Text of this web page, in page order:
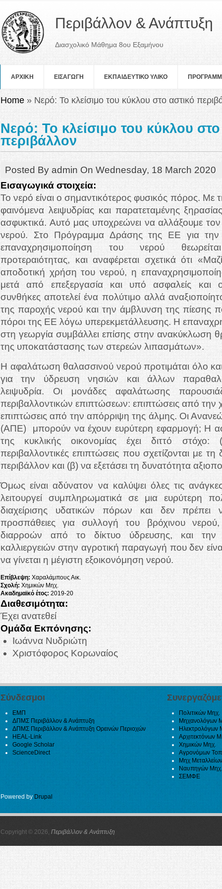
Περιβάλλον & Ανάπτυξη
Διασχολικό Μάθημα 8ου Εξαμήνου
ΑΡΧΙΚΗ ΕΙΣΑΓΩΓΗ ΕΚΠΑΙΔΕΥΤΙΚΟ ΥΛΙΚΟ
You are here
Home » Νερό: Το κλείσιμο του κύκλου στο αστικό
Νερό: Το κλείσιμο του κύκλου στο
περιβάλλον
Posted By admin On Wednesday, 18 March 2020
Εισαγωγικά στοιχεία:
Το νερό είναι ο σημαντικότερος φυσικός πόρος. Με
φαινόμενα λειψυδρίας και παρατεταμένης
ασφυκτικά. Αυτό μας υποχρεώνει να αλλάξουμε τον
νερού. Στο Πρόγραμμα Δράσης της ΕΕ για την
επαναχρησιμοποίηση του νερού
προτεραιότητας, και αναφέρεται σχετικά ότι
αποδοτική χρήση του νερού, η
μετά από επεξεργασία και υπό ασφαλείς και
συνθήκες αποτελεί ένα πολύτιμο αλλά
της παροχής νερού και την άμβλυνση της πίεσης
πόροι της ΕΕ λόγω υπερεκμετάλλευσης. Η
στη γεωργία συμβάλλει επίσης στην ανακύκλωση
της υποκατάστασης των στερεών λιπασμάτων».
Η αφαλάτωση θαλασσινού νερού προτιμάται όλο
για την ύδρευση νησιών και άλλων
λειψυδρία. Οι μονάδες αφαλάτωσης
περιβαλλοντικών επιπτώσεων: επιπτώσεις από την
επιπτώσεις από την απόρριψη της άλμης. Οι
(ΑΠΕ) μπορούν να έχουν ευρύτερη εφαρμογή; Η
της κυκλικής οικονομίας έχει διττό στόχο:
περιβαλλοντικές επιπτώσεις που σχετίζονται με
περιβάλλον και (β) να εξετάσει τη δυνατότητα
Όμως είναι αδύνατον να καλύψει όλες τις
λειτουργεί συμπληρωματικά σε μια ευρύτερη
διαχείρισης υδατικών πόρων και δεν πρέπει
προσπάθειες για συλλογή του βρόχινου
διαρροών από το δίκτυο ύδρευσης, και την
καλλιεργειών στην αγροτική παραγωγή που δεν
να γίνεται η μέγιστη εξοικονόμηση νερού.
Επίβλεψη: Χαραλάμπους Αικ.
Σχολή: Χημικών Μηχ.
Ακαδημαϊκό έτος: 2019-20
Διαθεσιμότητα:
Έχει ανατεθεί
Ομάδα Εκπόνησης:
Ιωάννα Νυδριώτη
Χριστόφορος Κορωναίος
Σύνδεσμοι
ΕΜΠ
ΔΠΜΣ Περιβάλλον & Ανάπτυξη
ΔΠΜΣ Περιβάλλον & Ανάπτυξη Ορεινών Περιοχών
HEAL-Link
Google Scholar
ScienceDirect
Πολιτικών Μηχ.
Μηχανολόγων
Ηλεκτρολόγων
Αρχιτεκτόνων
Χημικών Μηχ.
Αγρονόμων
Μηχ
Ναυπηγών Μηχ.
ΣΕΜΦΕ
Powered by Drupal
Copyright © 2026, Περιβάλλον & Ανάπτυξη